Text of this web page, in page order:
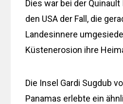
Dies war bei der
den USA der Fall, die
Landesinnere
Küstenerosion ihre
Die Insel Gardi Sugdub
Panamas erlebte ein